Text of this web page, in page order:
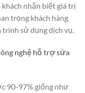
nhận biết giá trị
trọng khách hàng
sử dụng dịch vụ.
nghệ hỗ trợ sửa
90-97% giống như